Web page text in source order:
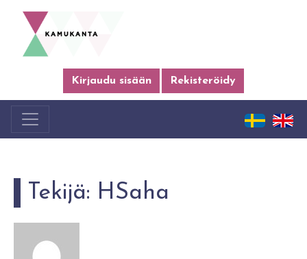
Kirjaudu sisään Rekisteröidy
Tekijä: HSaha